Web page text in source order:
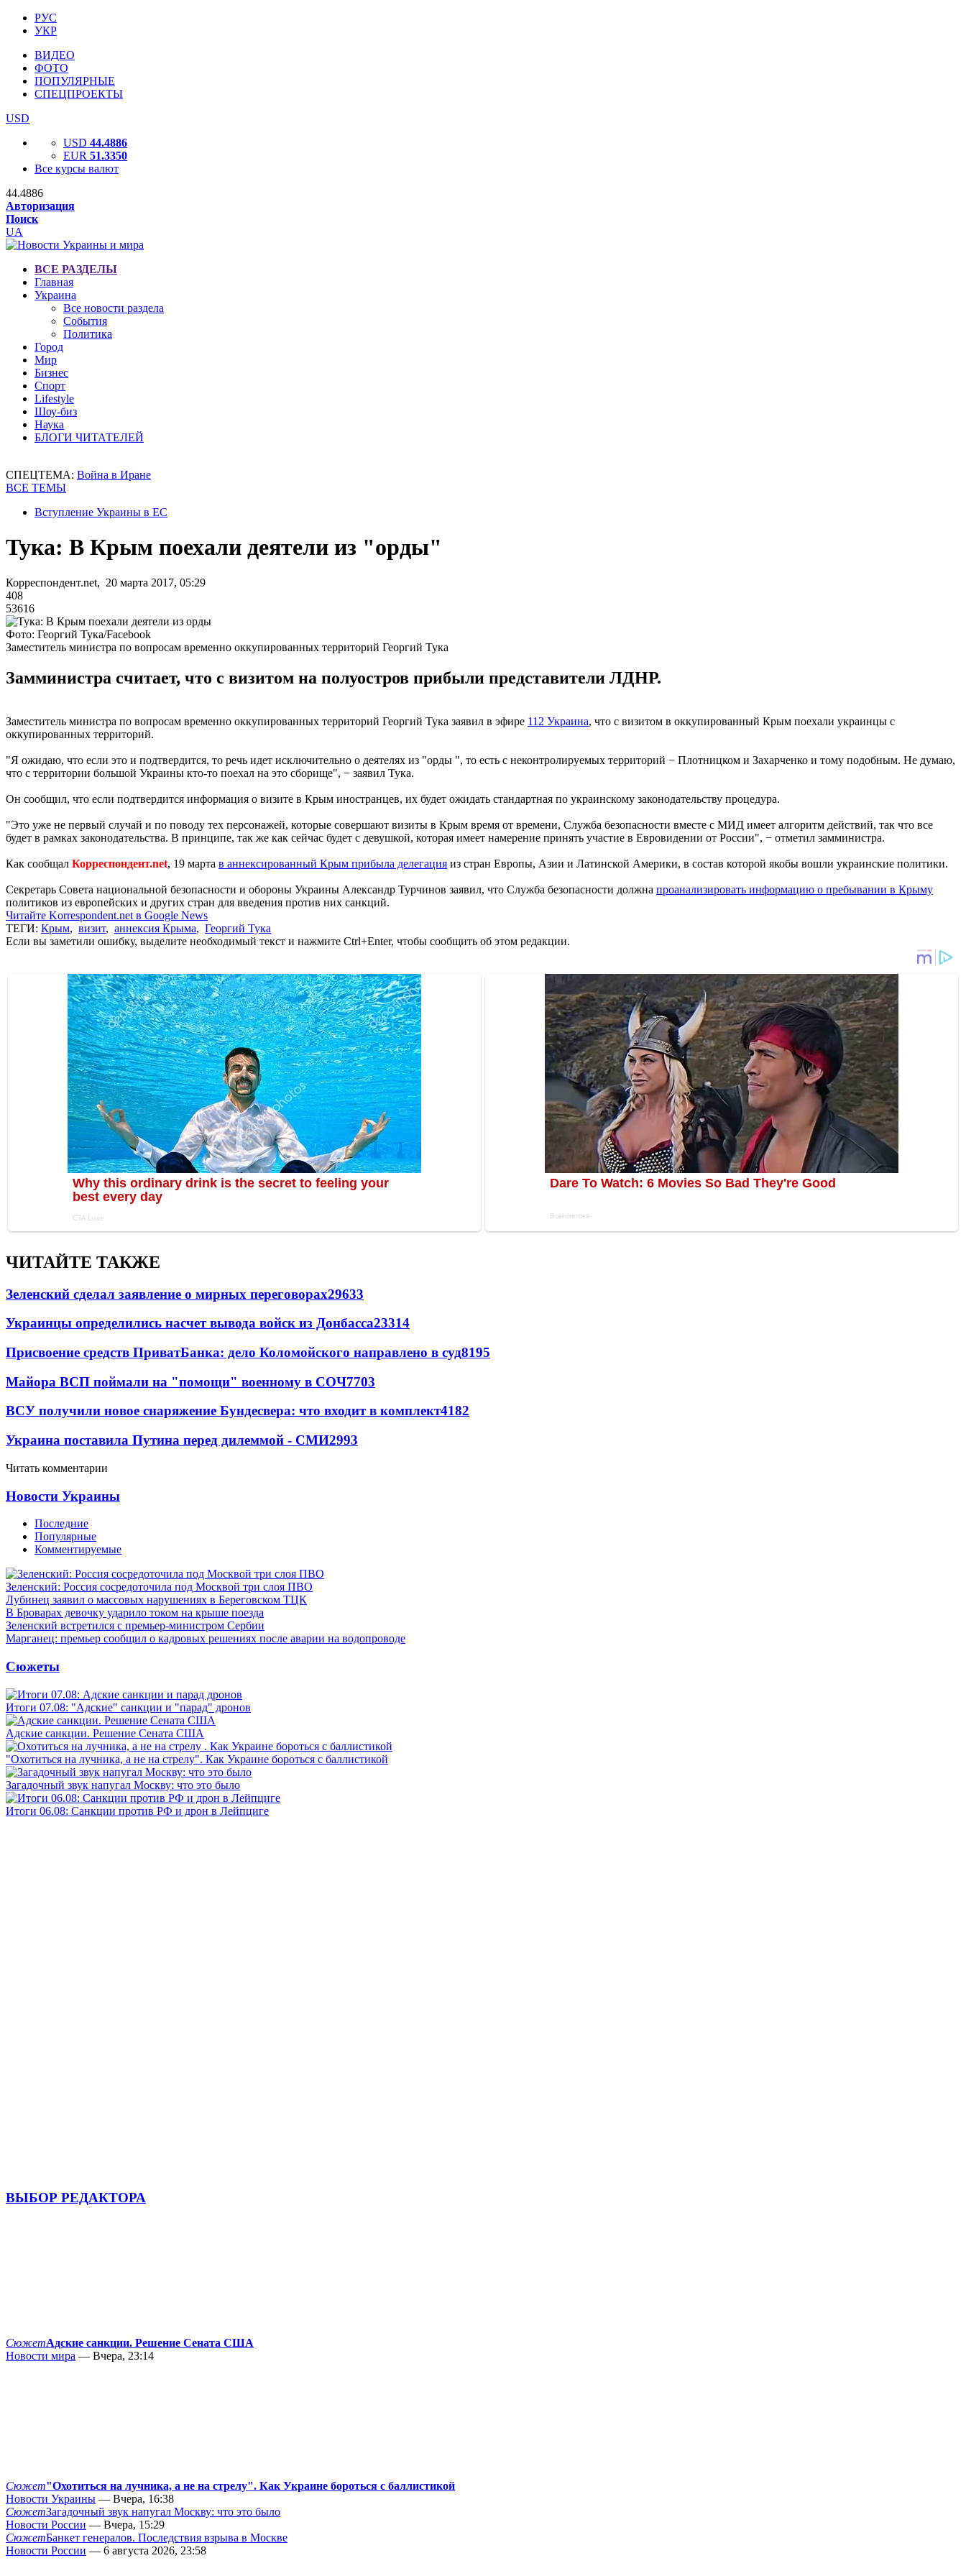
РУС
УКР
ВИДЕО
ФОТО
ПОПУЛЯРНЫЕ
СПЕЦПРОЕКТЫ
USD
USD 44.4886
EUR 51.3350
Все курсы валют
44.4886
Авторизация
Поиск
UA
ВСЕ РАЗДЕЛЫ
Главная
Украина
Все новости раздела
События
Политика
Город
Мир
Бизнес
Спорт
Lifestyle
Шоу-биз
Наука
БЛОГИ ЧИТАТЕЛЕЙ
СПЕЦТЕМА: Война в Иране
ВСЕ ТЕМЫ
Вступление Украины в ЕС
Тука: В Крым поехали деятели из "орды"
Корреспондент.net, 20 марта 2017, 05:29
408
53616
Фото: Георгий Тука/Facebook
Заместитель министра по вопросам временно оккупированных территорий Георгий Тука
Замминистра считает, что с визитом на полуостров прибыли представители ЛДНР.
Заместитель министра по вопросам временно оккупированных территорий Георгий Тука заявил в эфире 112 Украина, что с визитом в оккупированный Крым поехали украинцы с
оккупированных территорий.
"Я ожидаю, что если это и подтвердится, то речь идет исключительно о деятелях из "орды ", то есть с неконтролируемых территорий − Плотницком и Захарченко и тому подобным. Не думаю,
что с территории большой Украины кто-то поехал на это сборище", − заявил Тука.
Он сообщил, что если подтвердится информация о визите в Крым иностранцев, их будет ожидать стандартная по украинскому законодательству процедура.
"Это уже не первый случай и по поводу тех персонажей, которые совершают визиты в Крым время от времени, Служба безопасности вместе с МИД имеет алгоритм действий, так что все
будет в рамках законодательства. В принципе, так же как сейчас будет с девушкой, которая имеет намерение принять участие в Евровидении от России", − отметил замминистра.
Как сообщал Корреспондент.net, 19 марта в аннексированный Крым прибыла делегация из стран Европы, Азии и Латинской Америки, в состав которой якобы вошли украинские политики.
Секретарь Совета национальной безопасности и обороны Украины Александр Турчинов заявил, что Служба безопасности должна проанализировать информацию о пребывании в Крыму
политиков из европейских и других стран для введения против них санкций.
Читайте Korrespondent.net в Google News
ТЕГИ: Крым, визит, аннексия Крыма, Георгий Тука
Если вы заметили ошибку, выделите необходимый текст и нажмите Ctrl+Enter, чтобы сообщить об этом редакции.
ЧИТАЙТЕ ТАКЖЕ
Зеленский сделал заявление о мирных переговорах29633
Украинцы определились насчет вывода войск из Донбасса23314
Присвоение средств ПриватБанка: дело Коломойского направлено в суд8195
Майора ВСП поймали на "помощи" военному в СОЧ7703
ВСУ получили новое снаряжение Бундесвера: что входит в комплект4182
Украина поставила Путина перед дилеммой - СМИ2993
Читать комментарии
Новости Украины
Последние
Популярные
Комментируемые
Зеленский: Россия сосредоточила под Москвой три слоя ПВО
Лубинец заявил о массовых нарушениях в Береговском ТЦК
В Броварах девочку ударило током на крыше поезда
Зеленский встретился с премьер-министром Сербии
Марганец: премьер сообщил о кадровых решениях после аварии на водопроводе
Сюжеты
Итоги 07.08: "Адские" санкции и "парад" дронов
Адские санкции. Решение Сената США
"Охотиться на лучника, а не на стрелу". Как Украине бороться с баллистикой
Загадочный звук напугал Москву: что это было
Итоги 06.08: Санкции против РФ и дрон в Лейпциге
ВЫБОР РЕДАКТОРА
СюжетАдские санкции. Решение Сената США
Новости мира — Вчера, 23:14
Сюжет"Охотиться на лучника, а не на стрелу". Как Украине бороться с баллистикой
Новости Украины — Вчера, 16:38
СюжетЗагадочный звук напугал Москву: что это было
Новости России — Вчера, 15:29
СюжетБанкет генералов. Последствия взрыва в Москве
Новости России — 6 августа 2026, 23:58